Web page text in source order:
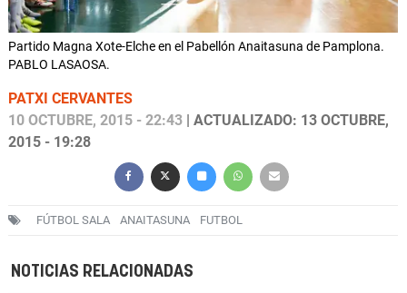
Partido Magna Xote-Elche en el Pabellón Anaitasuna de Pamplona.
PABLO LASAOSA.
PATXI CERVANTES
10 OCTUBRE, 2015 - 22:43 | ACTUALIZADO: 13 OCTUBRE,
2015 - 19:28
FÚTBOL SALA ANAITASUNA FUTBOL
NOTICIAS RELACIONADAS